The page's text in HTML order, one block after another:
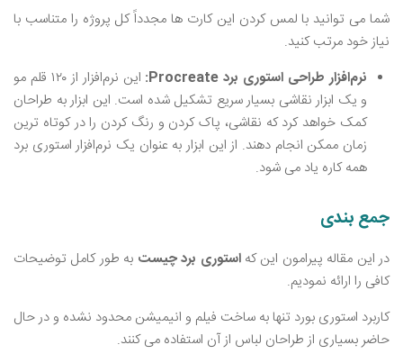
شما می ‌توانید با لمس کردن این کارت ‌ها مجدداً کل پروژه را متناسب با
نیاز خود مرتب کنید.
نرم‌افزار طراحی استوری برد Procreate
:
این نرم‌افزار از ۱۲۰ قلم مو
و یک ابزار نقاشی بسیار سریع تشکیل شده است. این ابزار به طراحان
کمک خواهد کرد که نقاشی، پاک کردن و رنگ کردن را در کوتاه‌ ترین
زمان ممکن انجام دهند. از این ابزار به عنوان یک نرم‌افزار استوری برد
همه کاره یاد می شود.
جمع بندی
در این مقاله پیرامون این کهاستوری برد چیست به طور کامل توضیحات
کافی را ارائه نمودیم.
کاربرد استوری بورد تنها به ساخت فیلم و انیمیشن محدود نشده و در حال
حاضر بسیاری از طراحان لباس از آن استفاده می‌ کنند.